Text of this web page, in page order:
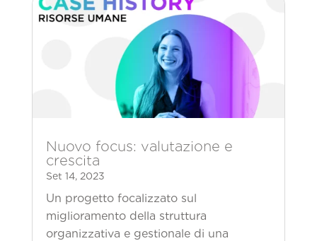
Nuovo focus: valutazione e
crescita
Set 14, 2023
Un progetto focalizzato sul
miglioramento della struttura
organizzativa e gestionale di una